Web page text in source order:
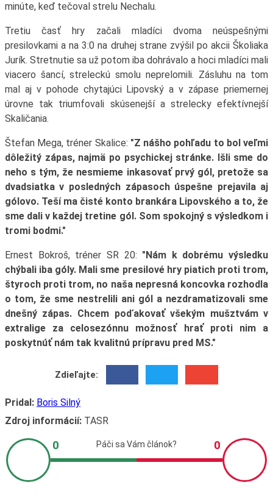
minúte, keď tečoval strelu Nechalu.
Tretiu časť hry začali mladíci dvoma neúspešnými
presilovkami a na 3:0 na druhej strane zvýšil po akcii Školiaka
Jurík. Stretnutie sa už potom iba dohrávalo a hoci mladíci mali
viacero šancí, streleckú smolu neprelomili. Zásluhu na tom
mal aj v pohode chytajúci Lipovský a v zápase priemernej
úrovne tak triumfovali skúsenejší a strelecky efektívnejší
Skaličania.
Štefan Mega, tréner Skalice: "Z nášho pohľadu to bol veľmi
dôležitý zápas, najmä po psychickej stránke. Išli sme do
neho s tým, že nesmieme inkasovať prvý gól, pretože sa
dvadsiatka v posledných zápasoch úspešne prejavila aj
gólovo. Teší ma čisté konto brankára Lipovského a to, že
sme dali v každej tretine gól. Som spokojný s výsledkom i
tromi bodmi."
Ernest Bokroš, tréner SR 20: "Nám k dobrému výsledku
chýbali iba góly. Mali sme presilové hry piatich proti trom,
štyroch proti trom, no naša nepresná koncovka rozhodla
o tom, že sme nestrelili ani gól a nezdramatizovali sme
dnešný zápas. Chcem poďakovať všekým mušztvám v
extralige za celosezónnu možnosť hrať proti nim a
poskytnúť nám tak kvalitnú prípravu pred MS."
Zdieľajte:
Pridal: Boris Silný
Zdroj informácií:TASR